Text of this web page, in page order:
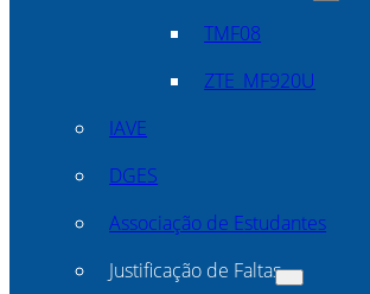
TMF08
ZTE_MF920U
IAVE
DGES
Associação de Estudantes
Justificação de Faltas